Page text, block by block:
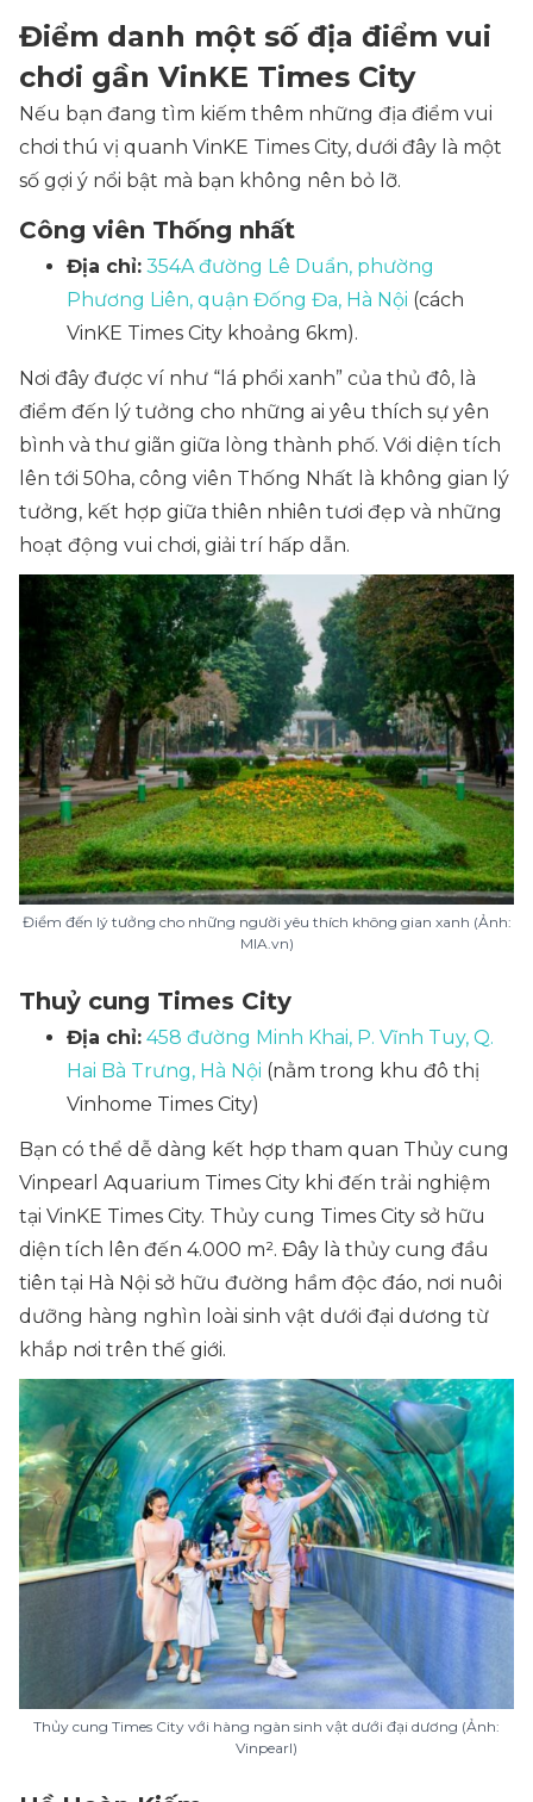
Điểm danh một số địa điểm vui
chơi gần VinKE Times City
Nếu bạn đang tìm kiếm thêm những địa điểm vui
chơi thú vị quanh VinKE Times City, dưới đây là một
số gợi ý nổi bật mà bạn không nên bỏ lỡ.
Công viên Thống nhất
Địa chỉ: 354A đường Lê Duẩn, phường
Phương Liên, quận Đống Đa, Hà Nội (cách
VinKE Times City khoảng 6km).
Nơi đây được ví như “lá phổi xanh” của thủ đô, là
điểm đến lý tưởng cho những ai yêu thích sự yên
bình và thư giãn giữa lòng thành phố. Với diện tích
lên tới 50ha, công viên Thống Nhất là không gian lý
tưởng, kết hợp giữa thiên nhiên tươi đẹp và những
hoạt động vui chơi, giải trí hấp dẫn.
Điểm đến lý tưởng cho những người yêu thích không gian xanh (Ảnh:
MIA.vn)
Thuỷ cung Times City
Địa chỉ: 458 đường Minh Khai, P. Vĩnh Tuy, Q.
Hai Bà Trưng, Hà Nội (nằm trong khu đô thị
Vinhome Times City)
Bạn có thể dễ dàng kết hợp tham quan Thủy cung
Vinpearl Aquarium Times City khi đến trải nghiệm
tại VinKE Times City. Thủy cung Times City sở hữu
diện tích lên đến 4.000 m². Đây là thủy cung đầu
tiên tại Hà Nội sở hữu đường hầm độc đáo, nơi nuôi
dưỡng hàng nghìn loài sinh vật dưới đại dương từ
khắp nơi trên thế giới.
Thủy cung Times City với hàng ngàn sinh vật dưới đại dương (Ảnh:
Vinpearl)